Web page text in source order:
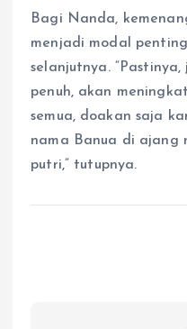
Bagi Nanda,
menjadi modal
selanjutnya.
penuh, akan
semua, doakan saja
nama Banua di ajang
putri,” tutupnya.